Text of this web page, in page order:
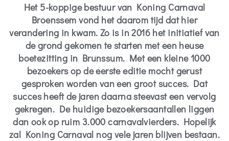
Het 5-koppige bestuur van Koning Carnaval
Broenssem vond het daarom tijd dat hier
verandering in kwam. Zo is in 2016 het initiatief van
de grond gekomen te starten met een heuse
boetezitting in Brunssum. Met een kleine 1000
bezoekers op de eerste editie mocht gerust
gesproken worden van een groot succes. Dat
succes heeft de jaren daarna steevast een vervolg
gekregen. De huidige bezoekersaantallen liggen
dan ook op ruim 3.000 carnavalvierders. Hopelijk
zal Koning Carnaval nog vele jaren blijven bestaan.